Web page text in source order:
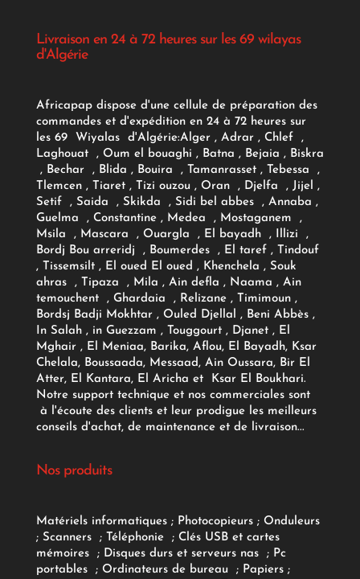
Livraison en 24 à 72 heures sur les 69 wilayas
d'Algérie
Africapap dispose d'une cellule de préparation des
commandes et d'expédition en 24 à 72 heures sur
les 69 Wiyalas d'Algérie:Alger , Adrar, Chlef ,
Laghouat , Oum el bouaghi , Batna , Bejaia , Biskra
, Bechar , Blida , Bouira , Tamanrasset , Tebessa ,
Tlemcen , Tiaret , Tizi ouzou , Oran , Djelfa , Jijel ,
Setif , Saida , Skikda , Sidi bel abbes , Annaba ,
Guelma , Constantine , Medea , Mostaganem ,
Msila , Mascara , Ouargla , El bayadh , Illizi ,
Bordj Bou arreridj , Boumerdes , El taref , Tindouf
, Tissemsilt , El oued El oued , Khenchela , Souk
ahras , Tipaza , Mila , Ain defla , Naama , Ain
temouchent , Ghardaia , Relizane , Timimoun ,
Bordsj Badji Mokhtar , Ouled Djellal , Beni Abbès ,
In Salah , in Guezzam , Touggourt , Djanet , El
Mghair , El Meniaa, Barika, Aflou, El Bayadh, Ksar
Chelala, Boussaada, Messaad, Ain Oussara, Bir El
Atter, El Kantara, El Aricha et Ksar El Boukhari.
Notre support technique et nos commerciales sont
à l'écoute des clients et leur prodigue les meilleurs
conseils d'achat, de maintenance et de livraison...
Nos produits
Matériels informatiques; Photocopieurs; Onduleurs
; Scanners ; Téléphonie ; Clés USB et cartes
mémoires
; Disques durs et serveurs nas ; Pc
portables
; Ordinateurs de bureau ; Papiers;